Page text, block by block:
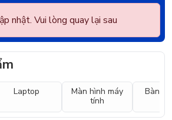
nhật. Vui lòng quay lại sau
Laptop
Màn hình máy
tính
Bàn